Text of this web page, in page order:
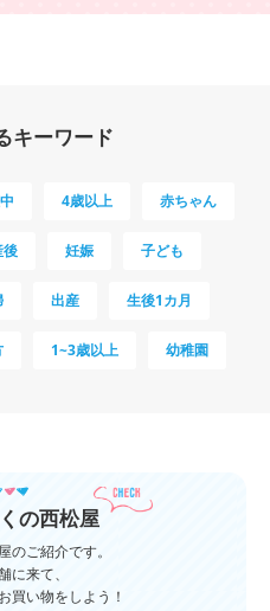
キーワード
4歳以上 赤ちゃん
後 妊娠 子ども
出産 生後1カ月
1~3歳以上 幼稚園
ベビーカー
出産準備
イヤイヤ期
の西松屋
のご紹介です。
に来て、
買い物をしよう！